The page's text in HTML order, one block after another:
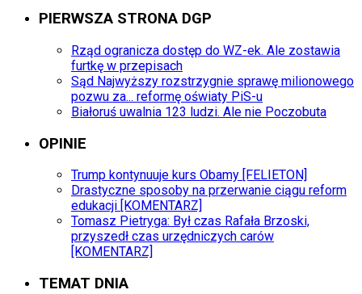
PIERWSZA STRONA DGP
Rząd ogranicza dostęp do WZ-ek. Ale zostawia
furtkę w przepisach
Sąd Najwyższy rozstrzygnie sprawę milionowego
pozwu za... reformę oświaty PiS-u
Białoruś uwalnia 123 ludzi. Ale nie Poczobuta
OPINIE
Trump kontynuuje kurs Obamy [FELIETON]
Drastyczne sposoby na przerwanie ciągu reform
edukacji [KOMENTARZ]
Tomasz Pietryga: Był czas Rafała Brzoski,
przyszedł czas urzędniczych carów
[KOMENTARZ]
TEMAT DNIA